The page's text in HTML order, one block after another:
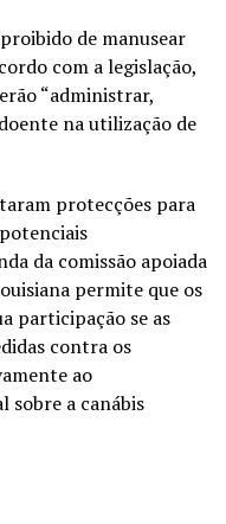
de manusear
com a legislação,
“administrar,
na utilização de
protecções para
da comissão apoiada
permite que os
participação se as
contra os
ao
sobre a canábis